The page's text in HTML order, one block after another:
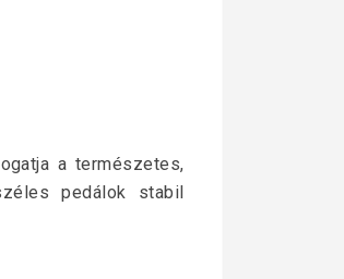
a természetes,
pedálok stabil